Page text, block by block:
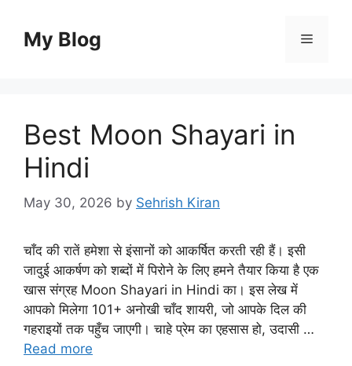
contentMy Blog Menu
Best Moon Shayari in
Hindi
May 30, 2026 by Sehrish Kiran
चाँद की रातें हमेशा से इंसानों को आकर्षित करती रही हैं। इसी
जादुई आकर्षण को शब्दों में पिरोने के लिए हमने तैयार किया है एक
खास संग्रह Moon Shayari in Hindi का। इस लेख में
आपको मिलेगा 101+ अनोखी चाँद शायरी, जो आपके दिल की
गहराइयों तक पहुँच जाएगी। चाहे प्रेम का एहसास हो, उदासी …
Read more